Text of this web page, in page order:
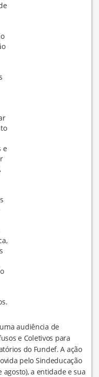
e
audiência de
e Coletivos para
do Fundef. A ação
pelo Sindeducação
agosto), a entidade e sua